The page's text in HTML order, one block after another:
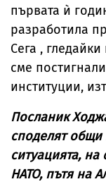
първата ѝ
разработила
Сега ,
сме
институции,
Посланик
споделят
ситуацията,
НАТО, пътя на